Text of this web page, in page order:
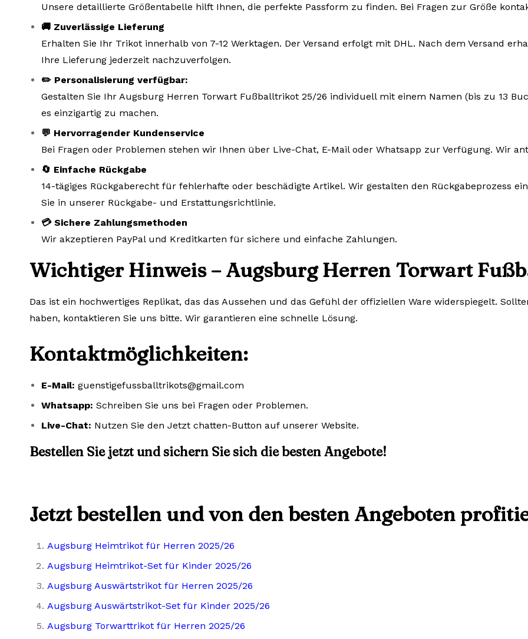
Unsere detaillierte Größentabelle hilft Ihnen, die perfekte Passform zu finden. Bei Fragen zur Größe
🚚 Zuverlässige Lieferung
Erhalten Sie Ihr Trikot innerhalb von 7-12 Werktagen. Der Versand erfolgt mit DHL. Nach dem Versand
Ihre Lieferung jederzeit nachzuverfolgen.
✏️ Personalisierung verfügbar:
Gestalten Sie Ihr Augsburg Herren Torwart Fußballtrikot 25/26 individuell mit einem Namen (bis zu 13
es einzigartig zu machen.
💬 Hervorragender Kundenservice
Bei Fragen oder Problemen stehen wir Ihnen über Live-Chat, E-Mail oder Whatsapp zur Verfügung. Wir
🔄 Einfache Rückgabe
14-tägiges Rückgaberecht für fehlerhafte oder beschädigte Artikel. Wir gestalten den Rückgabeprozess
Sie in unserer Rückgabe- und Erstattungsrichtlinie.
💳 Sichere Zahlungsmethoden
Wir akzeptieren PayPal und Kreditkarten für sichere und einfache Zahlungen.
Wichtiger Hinweis – Augsburg Herren Torwart
Das ist ein hochwertiges Replikat, das das Aussehen und das Gefühl der offiziellen Ware widerspiegelt.
haben, kontaktieren Sie uns bitte. Wir garantieren eine schnelle Lösung.
Kontaktmöglichkeiten:
E-Mail: guenstigefussballtrikots@gmail.com
Whatsapp: Schreiben Sie uns bei Fragen oder Problemen.
Live-Chat: Nutzen Sie den Jetzt chatten-Button auf unserer Website.
Bestellen Sie jetzt und sichern Sie sich die besten Angebote!
Jetzt bestellen und von den besten Angeboten
Augsburg Heimtrikot für Herren 2025/26
Augsburg Heimtrikot-Set für Kinder 2025/26
Augsburg Auswärtstrikot für Herren 2025/26
Augsburg Auswärtstrikot-Set für Kinder 2025/26
Augsburg Torwarttrikot für Herren 2025/26